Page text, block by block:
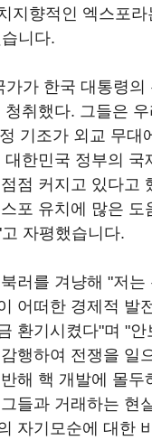
지향적인 엑스포라
니다.
가가 한국 대통령의
청취했다. 그들은
기조가 외교 무대
대한민국 정부의 국
점 커지고 있다고
포 유치에 많은 도
자평했습니다.
러를 겨냥해 "저는
어떠한 경제적 발
환기시켰다"며 "안
행하여 전쟁을 일
해 핵 개발에 몰두
들과 거래하는 현
자기모순에 대한